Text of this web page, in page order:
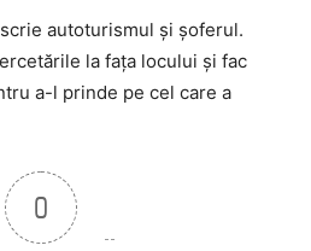
autoturismul şi şoferul.
la faţa locului şi fac
a-l prinde pe cel care a
0